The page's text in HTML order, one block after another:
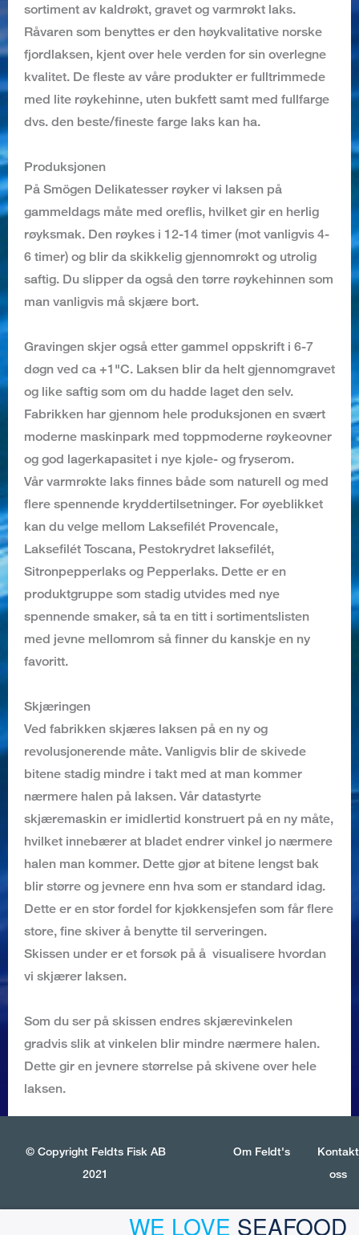
sortiment av kaldrøkt, gravet og varmrøkt laks.
Råvaren som benyttes er den høykvalitative norske
fjordlaksen, kjent over hele verden for sin overlegne
kvalitet. De fleste av våre produkter er fulltrimmede
med lite røykehinne, uten bukfett samt med fullfarge
dvs. den beste/fineste farge laks kan ha.
Produksjonen
På Smögen Delikatesser røyker vi laksen på
gammeldags måte med oreflis, hvilket gir en herlig
røyksmak. Den røykes i 12-14 timer (mot vanligvis 4-
6 timer) og blir da skikkelig gjennomrøkt og utrolig
saftig. Du slipper da også den tørre røykehinnen som
man vanligvis må skjære bort.
Gravingen skjer også etter gammel oppskrift i 6-7
døgn ved ca +1"C. Laksen blir da helt gjennomgravet
og like saftig som om du hadde laget den selv.
Fabrikken har gjennom hele produksjonen en svært
moderne maskinpark med toppmoderne røykeovner
og god lagerkapasitet i nye kjøle- og fryserom.
Vår varmrøkte laks finnes både som naturell og med
flere spennende kryddertilsetninger. For øyeblikket
kan du velge mellom Laksefilét Provencale,
Laksefilét Toscana, Pestokrydret laksefilét,
Sitronpepperlaks og Pepperlaks. Dette er en
produktgruppe som stadig utvides med nye
spennende smaker, så ta en titt i sortimentslisten
med jevne mellomrom så finner du kanskje en ny
favoritt.
Skjæringen
Ved fabrikken skjæres laksen på en ny og
revolusjonerende måte. Vanligvis blir de skivede
bitene stadig mindre i takt med at man kommer
nærmere halen på laksen. Vår datastyrte
skjæremaskin er imidlertid konstruert på en ny måte,
hvilket innebærer at bladet endrer vinkel jo nærmere
halen man kommer. Dette gjør at bitene lengst bak
blir større og jevnere enn hva som er standard idag.
Dette er en stor fordel for kjøkkensjefen som får flere
store, fine skiver å benytte til serveringen.
Skissen under er et forsøk på å visualisere hvordan
vi skjærer laksen.
Som du ser på skissen endres skjærevinkelen
gradvis slik at vinkelen blir mindre nærmere halen.
Dette gir en jevnere størrelse på skivene over hele
laksen.
© Copyright Feldts Fisk AB
2021
Om Feldt's
Kontakt
oss
WE LOVE SEAFOOD